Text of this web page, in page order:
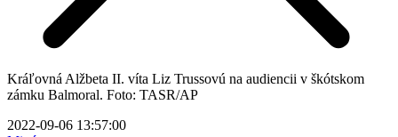
Kráľovná Alžbeta II. víta Liz Trussovú na audiencii v škótskom
zámku Balmoral. Foto: TASR/AP
2022-09-06 13:57:00